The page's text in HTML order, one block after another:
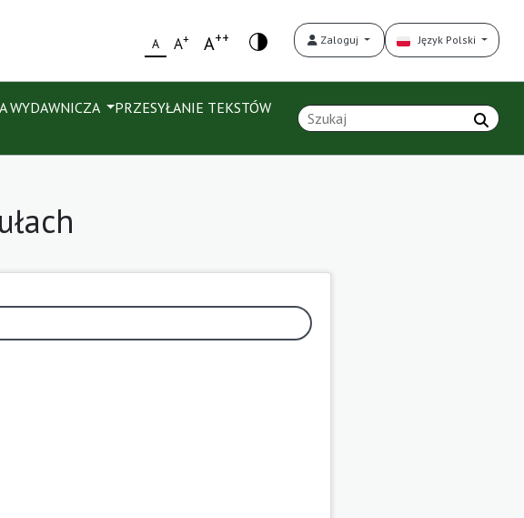
A A+ A++ Zaloguj Język Polski
WYDAWNICZA
PRZESYŁANIE TEKSTÓW